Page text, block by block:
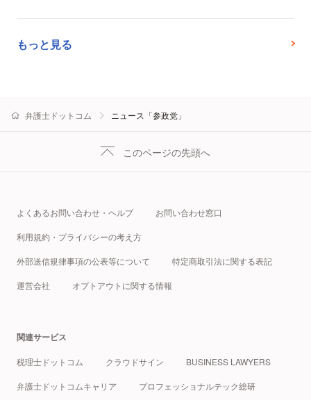
もっと見る
弁護士ドットコム ニュース「参政党」
このページの先頭へ
よくあるお問い合わせ・ヘルプ お問い合わせ窓口
利用規約・プライバシーの考え方
外部送信規律事項の公表等について 特定商取引法に関する表記
運営会社 オプトアウトに関する情報
関連サービス
税理士ドットコム クラウドサイン BUSINESS LAWYERS
弁護士ドットコムキャリア プロフェッショナルテック総研